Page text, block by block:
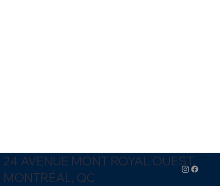
24 AVENUE MONT ROYAL OUEST,
MONTRÉAL, QC